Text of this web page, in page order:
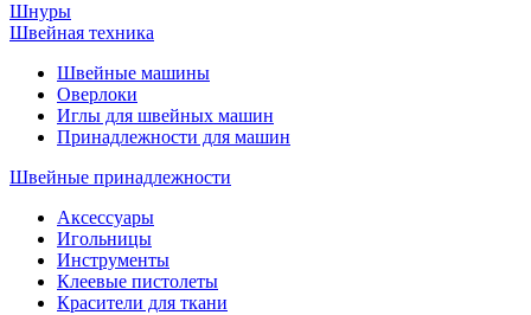
Шнуры
Швейная техника
Швейные машины
Оверлоки
Иглы для швейных машин
Принадлежности для машин
Швейные принадлежности
Аксессуары
Игольницы
Инструменты
Клеевые пистолеты
Красители для ткани